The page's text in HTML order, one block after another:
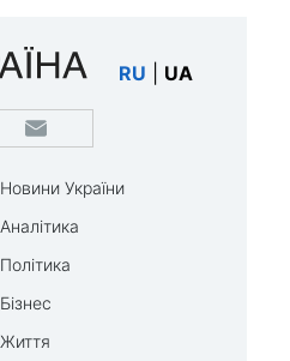
RU UA
Новини України
Аналітика
Політика
Бізнес
Життя